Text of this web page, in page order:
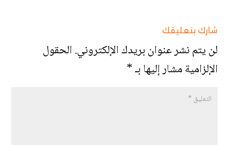
شارك بتعليقك
لن يتم نشر عنوان بريدك الإلكتروني.الحقول
الإلزامية مشار إليها بـ*